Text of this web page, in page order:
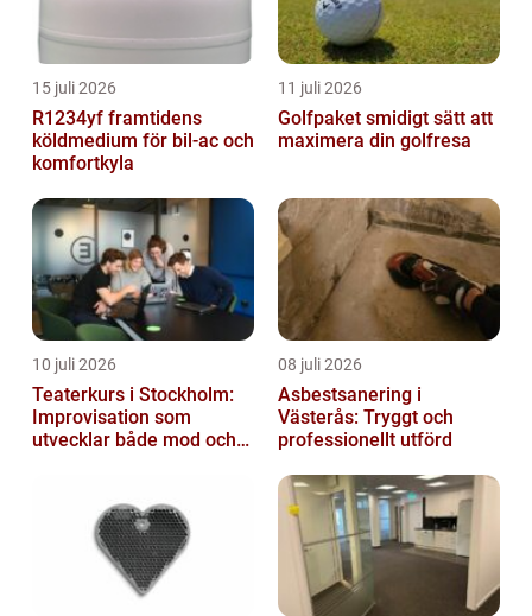
15 juli 2026
R1234yf framtidens
köldmedium för bil-ac och
komfortkyla
11 juli 2026
Golfpaket smidigt sätt att
maximera din golfresa
10 juli 2026
Teaterkurs i Stockholm:
Improvisation som
utvecklar både mod och
08 juli 2026
Asbestsanering i
Västerås: Tryggt och
professionellt utförd